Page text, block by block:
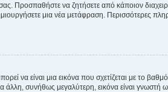
Προσπαθήστε να ζητήσετε από κάποιον
μια νέα μετάφραση. Περισσότερες
να είναι μια εικόνα που σχετίζεται με το
συνήθως μεγαλύτερη, εικόνα είναι γνωστή